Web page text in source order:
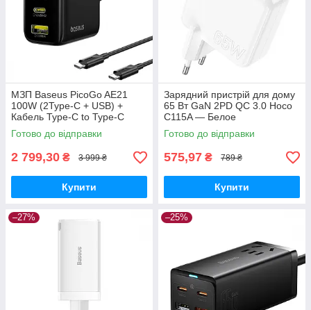
МЗП Baseus PicoGo AE21
100W (2Type-C + USB) +
Кабель Type-C to Type-C
100W (1.5m) black
Готово до відправки
2 799,30 ₴ 3 999 ₴
Купити
Зарядний пристрій для дому
65 Вт GaN 2PD QC 3.0 Hoco
C115A — Белое
Готово до відправки
575,97 ₴ 789 ₴
Купити
–27% –25%